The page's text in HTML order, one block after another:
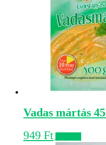
Vadas mártás
949 Ft